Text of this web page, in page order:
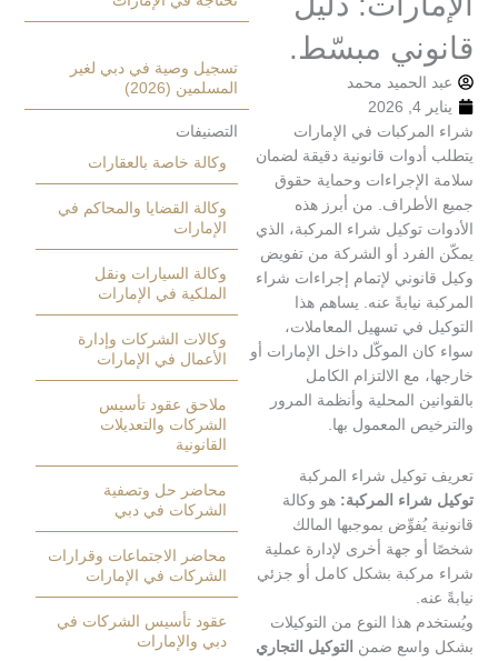
مبسّط.
محمد
في الإمارات
قانونية دقيقة لضمان
وحماية حقوق
من أبرز هذه
توكيل شراء المركبة، الذي
أو الشركة من تفويض
لإتمام إجراءات شراء
عنه. يساهم هذا
في تسهيل المعاملات،
الموكّل داخل الإمارات أو
الالتزام الكامل
المحلية وأنظمة المرور
المعمول بها.
شراء المركبة
المركبة: هو وكالة
يُفوِّض بموجبها المالك
جهة أخرى لإدارة عملية
بشكل كامل أو جزئي
هذا النوع من التوكيلات
ضمنالتوكيل التجاري
تسجيل وصية في دبي لغير
التصنيفات
وكالة خاصة بالعقارات
وكالة القضايا والمحاكم في
الإمارات
وكالة السيارات ونقل
الملكية في الإمارات
وكالات الشركات وإدارة
الأعمال في الإمارات
ملاحق عقود تأسيس
الشركات والتعديلات
محاضر حل وتصفية
الشركات في دبي
محاضر الاجتماعات وقرارات
الشركات في الإمارات
عقود تأسيس الشركات في
دبي والإمارات